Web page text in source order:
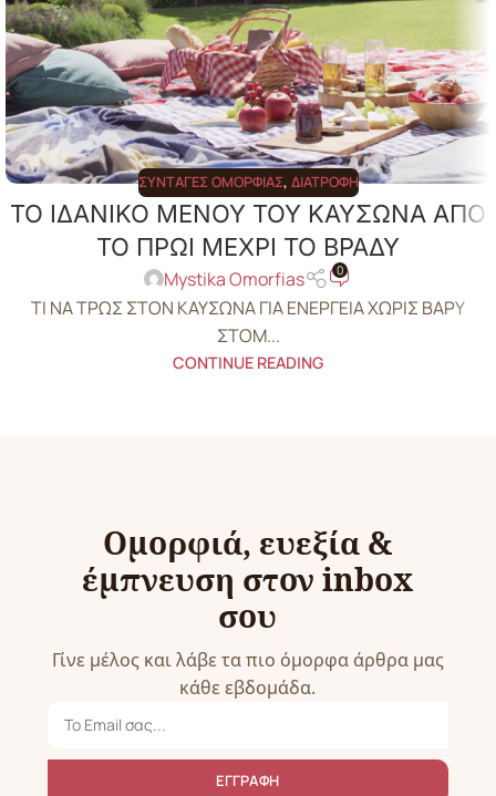
ΣΥΝΤΑΓΈΣ ΟΜΟΡΦΙΆΣ, ΔΙΑΤΡΟΦΉ
ΤΟ ΙΔΑΝΙΚΟ ΜΕΝΟΥ ΤΟΥ ΚΑΥΣΩΝΑ ΑΠΟ
ΤΟ ΠΡΩΙ ΜΕΧΡΙ ΤΟ ΒΡΑΔΥ
Mystika Omorfias 0
ΤΙ ΝΑ ΤΡΩΣ ΣΤΟΝ ΚΑΥΣΩΝΑ ΓΙΑ ΕΝΕΡΓΕΙΑ ΧΩΡΙΣ ΒΑΡΥ
ΣΤΟΜ...
CONTINUE READING
Ομορφιά, ευεξία &
έμπνευση στον inbox
σου
Γίνε μέλος και λάβε τα πιο όμορφα άρθρα μας
κάθε εβδομάδα.
ΕΓΓΡΑΦΗ